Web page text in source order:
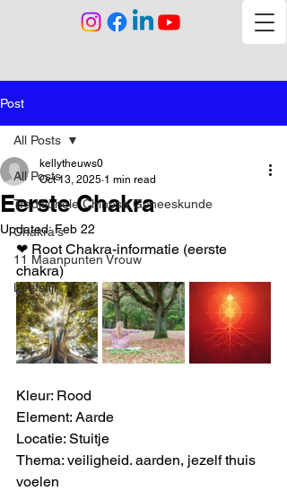
Post
All Posts
Traditionele Chinese Geneeskunde
Chakra's
11 Maanpunten Vrouw
Leefstijl
All Posts
Eerste Chakra
kellytheuws0
Oct 13, 2025 1 min read
Updated:Feb 22
❤ Root Chakra-informatie (eerste
chakra)
Kleur: Rood
Element: Aarde
Locatie: Stuitje
Thema: veiligheid. aarden, jezelf thuis
voelen